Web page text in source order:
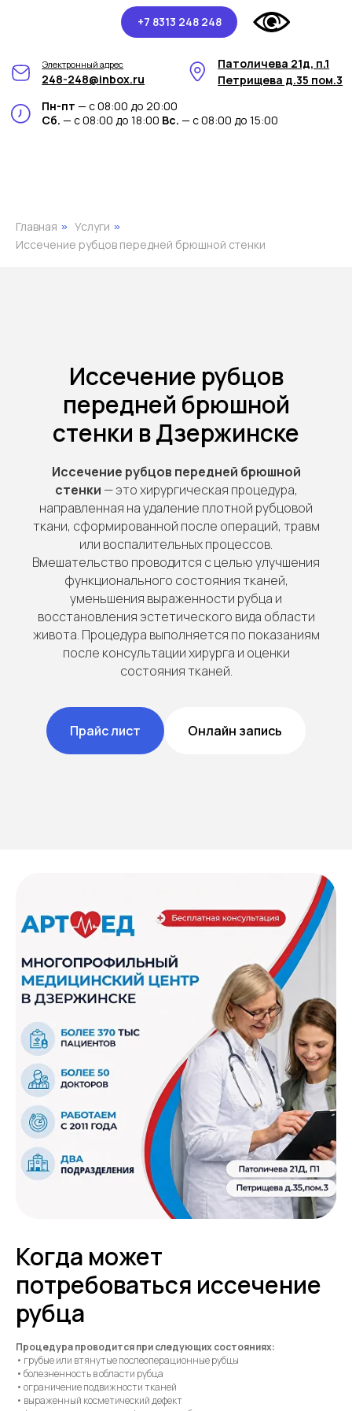
+7 8313 248 248
Пн-пт — с 08:00 до 20:00
Сб.— с 08:00 до 18:00Вс.— с 08:00 до 15:00
Главная » Услуги »
Иссечение рубцов передней брюшной стенки
Иссечение рубцов
передней брюшной
стенки в Дзержинске
Иссечение рубцов передней брюшной
стенки — это хирургическая процедура,
направленная на удаление плотной рубцовой
ткани, сформированной после операций, травм
или воспалительных процессов.
Вмешательство проводится с целью улучшения
функционального состояния тканей,
уменьшения выраженности рубца и
восстановления эстетического вида области
живота. Процедура выполняется по показаниям
после консультации хирурга и оценки
состояния тканей.
Прайс лист Онлайн запись
Когда может
потребоваться иссечение
рубца
Процедура проводится при следующих состояниях:
• грубые или втянутые послеоперационные рубцы
• болезненность в области рубца
• ограничение подвижности тканей
• выраженный косметический дефект